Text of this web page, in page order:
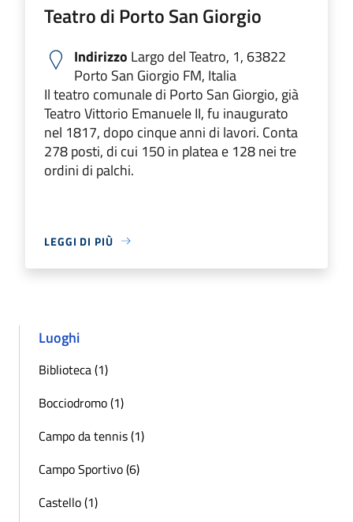
Teatro di Porto San Giorgio
Indirizzo Largo del Teatro, 1, 63822
Porto San Giorgio FM, Italia
Il teatro comunale di Porto San Giorgio, già
Teatro Vittorio Emanuele II, fu inaugurato
nel 1817, dopo cinque anni di lavori. Conta
278 posti, di cui 150 in platea e 128 nei tre
ordini di palchi.
LEGGI DI PIÙ
Luoghi
Biblioteca (1)
Bocciodromo (1)
Campo da tennis (1)
Campo Sportivo (6)
Castello (1)